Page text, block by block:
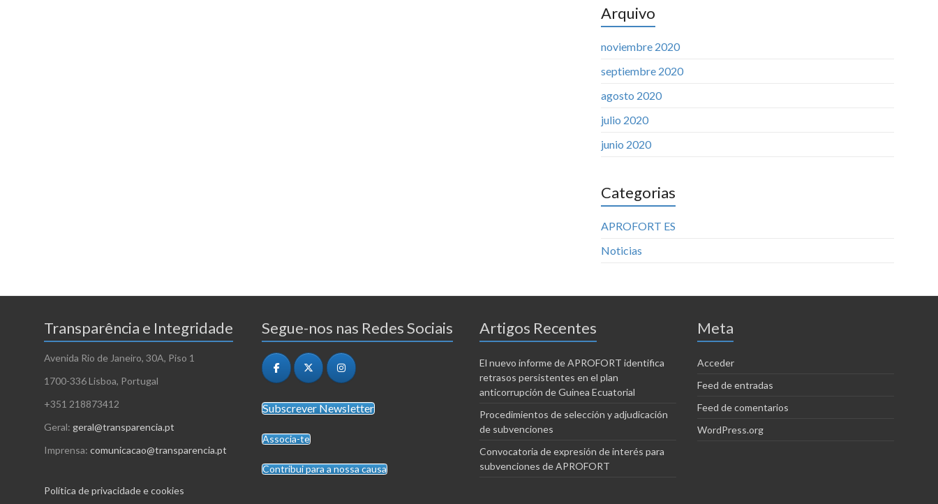
Arquivo
noviembre 2020
septiembre 2020
agosto 2020
julio 2020
junio 2020
Categorias
APROFORT ES
Noticias
Transparência e Integridade
Avenida Rio de Janeiro, 30A, Piso 1
1700-336 Lisboa, Portugal
+351 218873412
Geral: geral@transparencia.pt
Imprensa: comunicacao@transparencia.pt
Política de privacidade e cookies
Segue-nos nas Redes Sociais
Subscrever Newsletter
Associa-te
Contribui para a nossa causa
Artigos Recentes
El nuevo informe de APROFORT identifica
retrasos persistentes en el plan
anticorrupción de Guinea Ecuatorial
Procedimientos de selección y adjudicación
de subvenciones
Convocatoria de expresión de interés para
subvenciones de APROFORT
Meta
Acceder
Feed de entradas
Feed de comentarios
WordPress.org